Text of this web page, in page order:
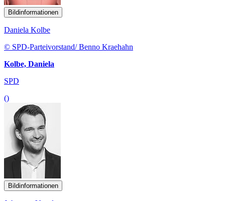
Bildinformationen
Daniela Kolbe
© SPD-Parteivorstand/ Benno Kraehahn
Kolbe, Daniela
SPD
()
Bildinformationen